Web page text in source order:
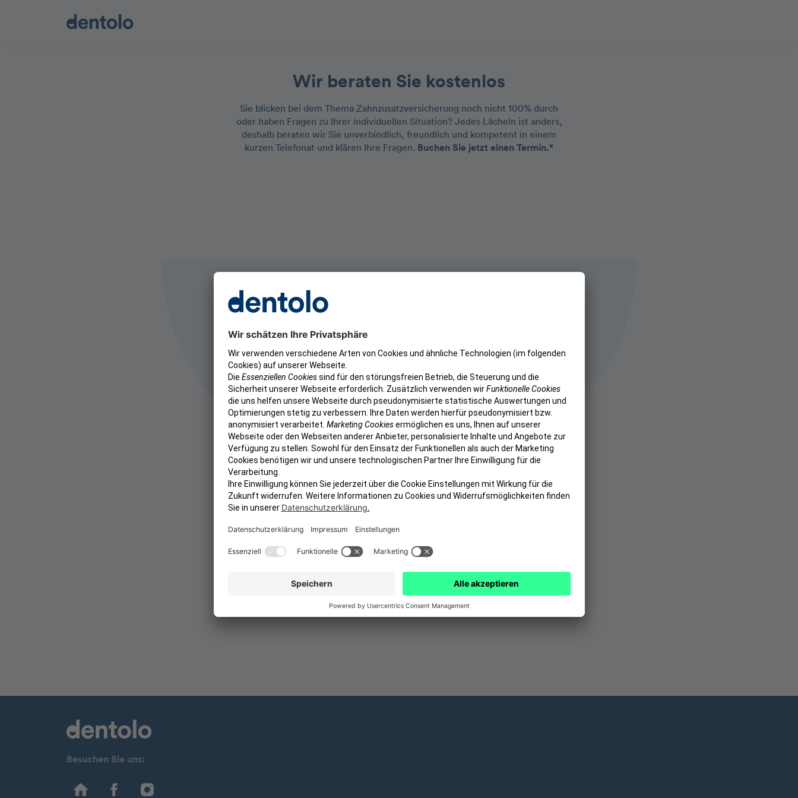
Wir beraten Sie kostenlos
Sie blicken bei dem Thema Zahnzusatzversicherung noch nicht 100% durch
oder haben Fragen zu Ihrer individuellen Situation? Jedes Lächeln ist anders,
deshalb beraten wir Sie unverbindlich, freundlich und kompetent in einem
kurzen Telefonat und klären Ihre Fragen. Buchen Sie jetzt einen Termin.*
Besuchen Sie uns: